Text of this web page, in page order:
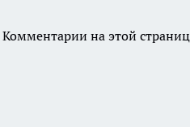
Комментарии на этой